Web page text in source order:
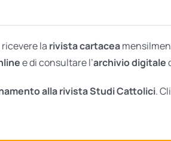
la rivista cartacea
e di consultare l’archivio digitale
alla rivista Studi Cattolici.